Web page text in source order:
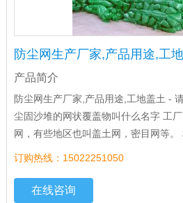
防尘网生产厂家,产品用途,工
产品简介
防尘网生产厂家,产品用途,工地盖土 -
尘固沙堆的网状覆盖物叫什么名字 工
网，有些地区也叫盖土网，密目网等
订购热线：15022251050
在线咨询